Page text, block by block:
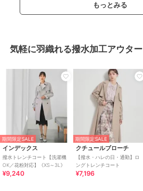
もっとみる
気軽に羽織れる撥水加工アウター
期間限定SALE
インデックス
撥水トレンチコート【洗濯機
OK／花粉対応】《XS～3L》
¥9,240
期間限定SALE
クチュールブローチ
【撥水・ハレの日・通勤】ロ
ングトレンチコート
¥7,196